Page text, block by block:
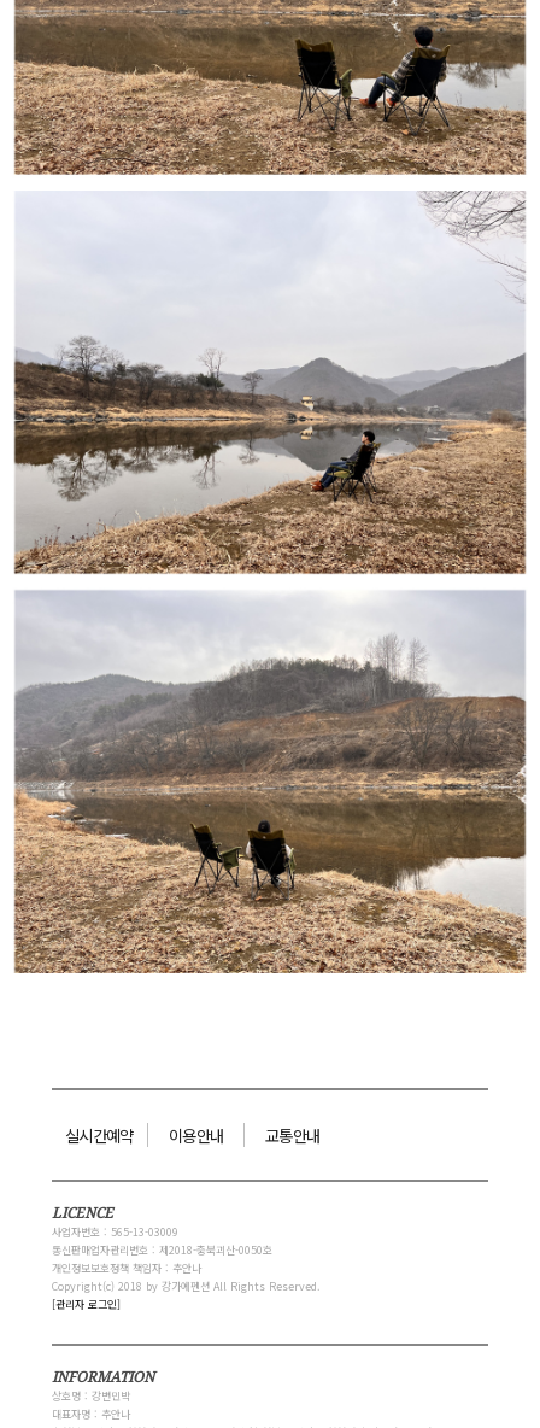
실시간예약 이용안내 교통안내
LICENCE
사업자번호 : 565-13-03009
통신판매업자관리번호 : 제2018-충북괴산-0050호
개인정보보호정책 책임자 : 추안나
Copyright(c) 2018 by 강가에펜션 All Rights Reserved.
[관리자 로그인]
INFORMATION
상호명 : 강변민박
대표자명 : 추안나